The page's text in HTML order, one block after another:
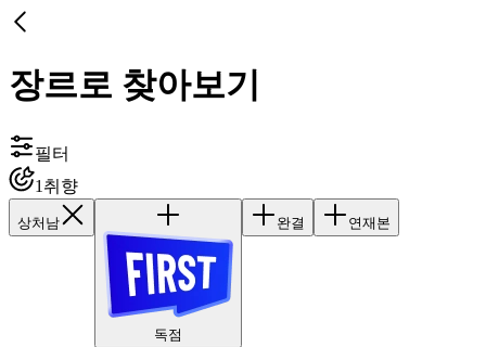
장르로 찾아보기
필터
1 취향
상처남
독점
완결 연재본